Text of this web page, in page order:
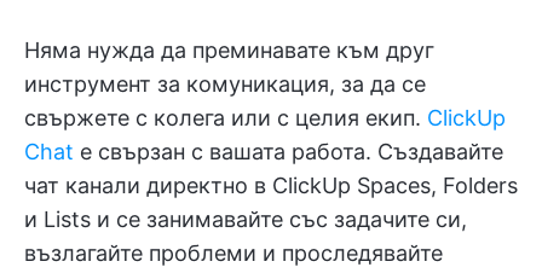
Няма нужда да преминавате към друг
инструмент за комуникация, за да се
свържете с колега или с целия екип. ClickUp
Chat е свързан с вашата работа. Създавайте
чат канали директно в ClickUp Spaces, Folders
и Lists и се занимавайте със задачите си,
възлагайте проблеми и проследявайте